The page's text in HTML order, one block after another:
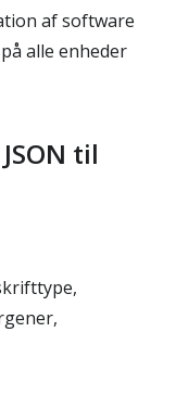
af software
alle enheder
til